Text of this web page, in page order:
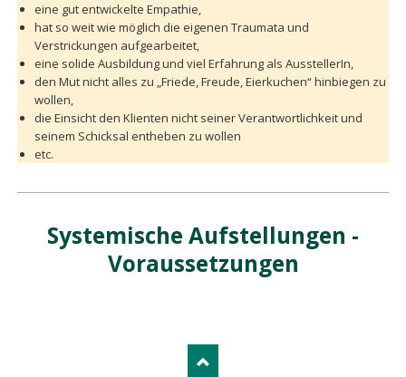
eine gut entwickelte Empathie,
hat so weit wie möglich die eigenen Traumata und
Verstrickungen aufgearbeitet,
eine solide Ausbildung und viel Erfahrung als AusstellerIn,
den Mut nicht alles zu „Friede, Freude, Eierkuchen“ hinbiegen zu
wollen,
die Einsicht den Klienten nicht seiner Verantwortlichkeit und
seinem Schicksal entheben zu wollen
etc.
Systemische Aufstellungen -
Voraussetzungen